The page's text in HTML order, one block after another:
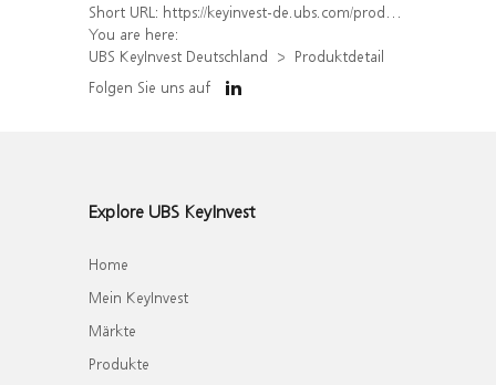
Short URL: https://keyinvest-de.ubs.com/produkt/detail/index/isin/DE000WA6TH29
You are here:
UBS KeyInvest Deutschland
Produktdetail
Folgen Sie uns auf
Explore UBS KeyInvest
Home
Mein KeyInvest
Märkte
Produkte